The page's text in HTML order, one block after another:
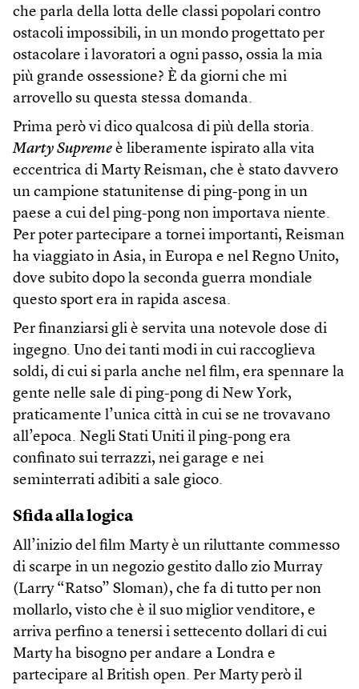
che parla della lotta delle classi popolari contro
ostacoli impossibili, in un mondo progettato per
ostacolare i lavoratori a ogni passo, ossia la mia
più grande ossessione? È da giorni che mi
arrovello su questa stessa domanda.
Prima però vi dico qualcosa di più della storia.
Marty Supreme è liberamente ispirato alla vita
eccentrica di Marty Reisman, che è stato davvero
un campione statunitense di ping-pong in un
paese a cui del ping-pong non importava niente.
Per poter partecipare a tornei importanti, Reisman
ha viaggiato in Asia, in Europa e nel Regno Unito,
dove subito dopo la seconda guerra mondiale
questo sport era in rapida ascesa.
Per finanziarsi gli è servita una notevole dose di
ingegno. Uno dei tanti modi in cui raccoglieva
soldi, di cui si parla anche nel film, era spennare la
gente nelle sale di ping-pong di New York,
praticamente l’unica città in cui se ne trovavano
all’epoca. Negli Stati Uniti il ping-pong era
confinato sui terrazzi, nei garage e nei
seminterrati adibiti a sale gioco.
Sfida alla logica
All’inizio del film Marty è un riluttante commesso
di scarpe in un negozio gestito dallo zio Murray
(Larry “Ratso” Sloman), che fa di tutto per non
mollarlo, visto che è il suo miglior venditore, e
arriva perfino a tenersi i settecento dollari di cui
Marty ha bisogno per andare a Londra e
partecipare al British open. Per Marty però il